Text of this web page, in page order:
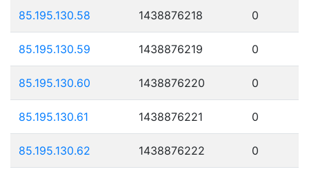
85.195.130.58 1438876218 0
85.195.130.59 1438876219 0
85.195.130.60 1438876220 0
85.195.130.61 1438876221 0
85.195.130.62 1438876222 0